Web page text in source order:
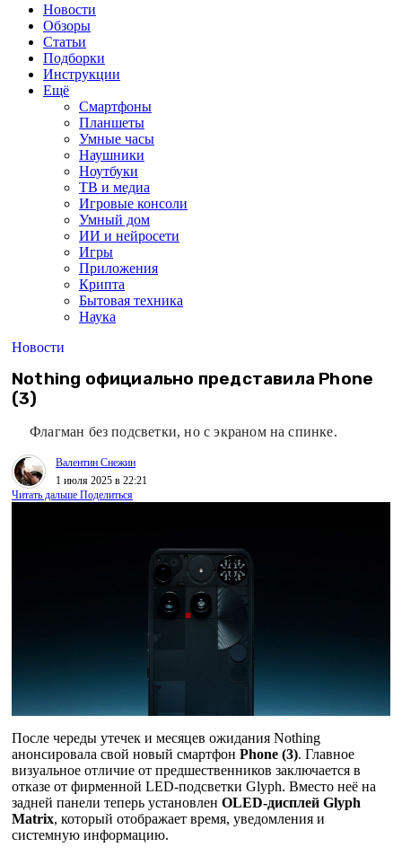
Новости
Обзоры
Статьи
Подборки
Инструкции
Ещё
Смартфоны
Планшеты
Умные часы
Наушники
Ноутбуки
ТВ и медиа
Игровые консоли
Умный дом
ИИ и нейросети
Игры
Приложения
Крипта
Бытовая техника
Наука
Новости
Nothing официально представила Phone
(3)
Флагман без подсветки, но с экраном на спинке.
Валентин Снежин
1 июля 2025 в 22:21
Читать дальше Поделиться
После череды утечек и месяцев ожидания Nothing
анонсировала свой новый смартфон Phone (3). Главное
визуальное отличие от предшественников заключается в
отказе от фирменной LED-подсветки Glyph. Вместо неё на
задней панели теперь установлен OLED-дисплей Glyph
Matrix, который отображает время, уведомления и
системную информацию.